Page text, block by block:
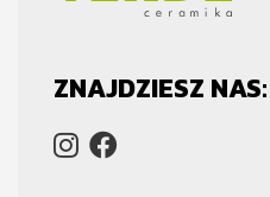
ZNAJDZIESZ NAS: